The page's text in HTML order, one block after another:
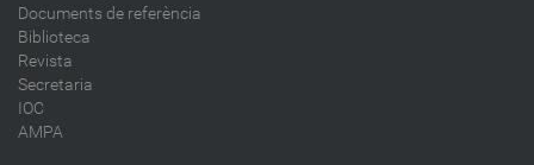
Documents de referència
Biblioteca
Revista
Secretaria
IOC
AMPA